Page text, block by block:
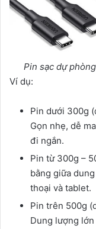
Pin sạc dự
Ví dụ:
Pin dưới 300g
Gọn nhẹ, dễ
đi ngắn.
Pin từ 300g –
bằng giữa
thoại và tablet.
Pin trên 500g
Dung lượng